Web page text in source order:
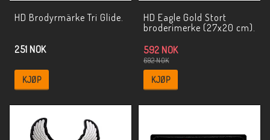
HD Brodyrmärke Tri Glide.
251 NOK
KJØP
HD Eagle Gold Stort
broderimerke (27x20 cm).
692 NOK
592 NOK
KJØP